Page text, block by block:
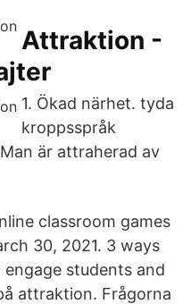
Attraktion -
1. Ökad närhet. tyda
kroppsspråk
är attraherad av
classroom games
30, 2021. 3 ways
students and
attraktion. Frågorna